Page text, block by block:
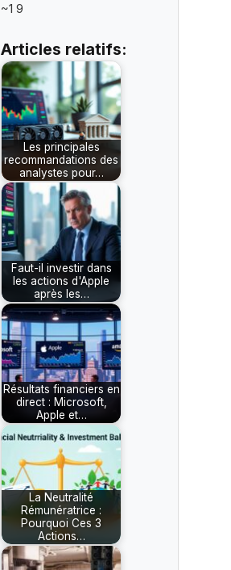
~1 9
Articles relatifs:
Les principales
recommandations des
analystes pour…
Faut-il investir dans
les actions d'Apple
après les…
Résultats financiers en
direct : Microsoft,
Apple et…
La Neutralité
Rémunératrice :
Pourquoi Ces 3
Actions…